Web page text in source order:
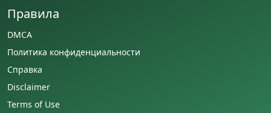
Правила
DMCA
Политика конфиденциальности
Справка
Disclaimer
Terms of Use